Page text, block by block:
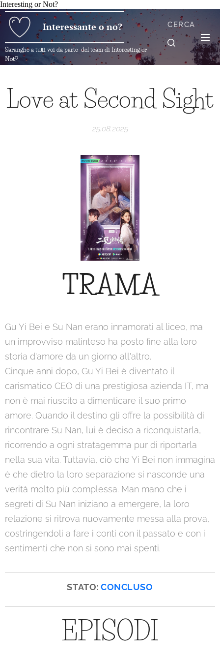
Interesting or Not?
Interessante o no?
Saranghe a tutti voi da parte del team di Interesting or
Not?
CERCA
Love at Second Sight
25.08.2025
TRAMA
Gu Yi Bei e Su Nan erano innamorati al liceo, ma
un improvviso malinteso ha posto fine alla loro
storia d'amore da un giorno all'altro.
Cinque anni dopo, Gu Yi Bei è diventato il
carismatico CEO di una prestigiosa azienda IT, ma
non è mai riuscito a dimenticare il suo primo
amore. Quando il destino gli offre la possibilità di
rincontrare Su Nan, lui è deciso a riconquistarla,
ricorrendo a ogni stratagemma pur di riportarla
nella sua vita. Tuttavia, ciò che Yi Bei non immagina
è che dietro la loro separazione si nasconde una
verità molto più complessa. Man mano che i
segreti di Su Nan iniziano a emergere, la loro
relazione si ritrova nuovamente messa alla prova,
costringendoli a fare i conti con il passato e con i
sentimenti che non si sono mai spenti.
STATO:CONCLUSO
EPISODI